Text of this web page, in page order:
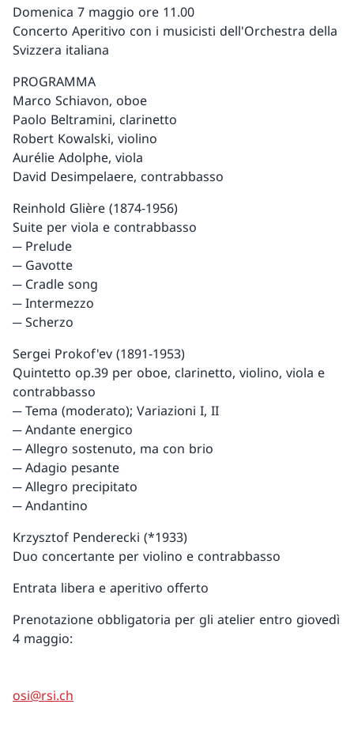
Domenica 7 maggio ore 11.00
Concerto Aperitivo con i musicisti dell'Orchestra della
Svizzera italiana
PROGRAMMA
Marco Schiavon, oboe
Paolo Beltramini, clarinetto
Robert Kowalski, violino
Aurélie Adolphe, viola
David Desimpelaere, contrabbasso
Reinhold Glière (1874-1956)
Suite per viola e contrabbasso
─ Prelude
─ Gavotte
─ Cradle song
─ Intermezzo
─ Scherzo
Sergei Prokof'ev (1891-1953)
Quintetto op.39 per oboe, clarinetto, violino, viola e
contrabbasso
─ Tema (moderato); Variazioni I, II
─ Andante energico
─ Allegro sostenuto, ma con brio
─ Adagio pesante
─ Allegro precipitato
─ Andantino
Krzysztof Penderecki (*1933)
Duo concertante per violino e contrabbasso
Entrata libera e aperitivo offerto
Prenotazione obbligatoria per gli atelier entro giovedì
4 maggio:
osi@rsi.ch